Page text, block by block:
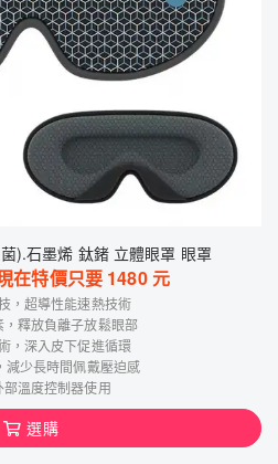
).石墨烯 鈦鍺 立體眼罩 眼罩
在特價只要 1480元
，超導性能速熱技術
釋放負離子放鬆眼部
，深入皮下促進循環
減少長時間佩戴壓迫感
溫度控制器使用
選購